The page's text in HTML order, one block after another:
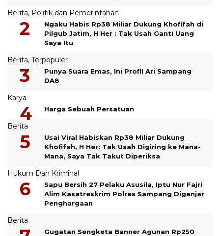
Berita, Politik dan Pemerintahan
Ngaku Habis Rp38 Miliar Dukung Khofifah di
Pilgub Jatim, H Her : Tak Usah Ganti Uang
Saya Itu
Berita, Terpopuler
Punya Suara Emas, Ini Profil Ari Sampang
DA8
Karya
Harga Sebuah Persatuan
Berita
Usai Viral Habiskan Rp38 Miliar Dukung
Khofifah, H Her: Tak Usah Digiring ke Mana-
Mana, Saya Tak Takut Diperiksa
Hukum Dan Kriminal
Sapu Bersih 27 Pelaku Asusila, Iptu Nur Fajri
Alim Kasatreskrim Polres Sampang Diganjar
Penghargaan
Berita
Gugatan Sengketa Banner Agunan Rp250